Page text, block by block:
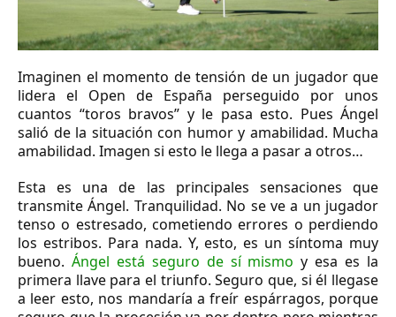
Imaginen el momento de tensión de un jugador que
lidera el Open de España perseguido por unos
cuantos “toros bravos” y le pasa esto. Pues Ángel
salió de la situación con humor y amabilidad. Mucha
amabilidad. Imagen si esto le llega a pasar a otros…
Esta es una de las principales sensaciones que
transmite Ángel. Tranquilidad. No se ve a un jugador
tenso o estresado, cometiendo errores o perdiendo
los estribos. Para nada. Y, esto, es un síntoma muy
bueno. Ángel está seguro de sí mismo y esa es la
primera llave para el triunfo. Seguro que, si él llegase
a leer esto, nos mandaría a freír espárragos, porque